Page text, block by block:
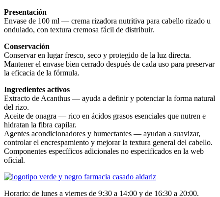
Presentación
Envase de 100 ml — crema rizadora nutritiva para cabello rizado u
ondulado, con textura cremosa fácil de distribuir.
Conservación
Conservar en lugar fresco, seco y protegido de la luz directa.
Mantener el envase bien cerrado después de cada uso para preservar
la eficacia de la fórmula.
Ingredientes activos
Extracto de Acanthus — ayuda a definir y potenciar la forma natural
del rizo.
Aceite de onagra — rico en ácidos grasos esenciales que nutren e
hidratan la fibra capilar.
Agentes acondicionadores y humectantes — ayudan a suavizar,
controlar el encrespamiento y mejorar la textura general del cabello.
Componentes específicos adicionales no especificados en la web
oficial.
Horario: de lunes a viernes de 9:30 a 14:00 y de 16:30 a 20:00.